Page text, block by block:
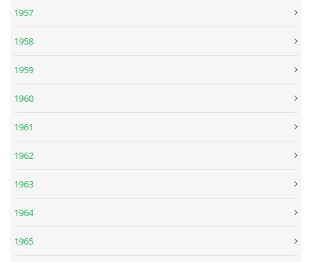
DISKOGRAFIE - EP
DISKOGRAFIE - EP III
DISKOGRAFIE - ALBA JINÁ
1957
1958
1959
1960
1961
1962
1963
1964
1965